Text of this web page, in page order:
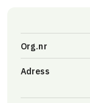
Org.nr
Adress